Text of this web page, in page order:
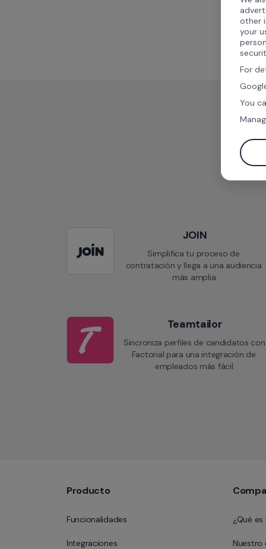
JOIN
Simplifica tu proceso de
contratación y llega a una audiencia
más amplia.
Teamtailor
Sincroniza perfiles de candidatos con
Factorial para una integración de
empleados más fácil.
Producto
Funcionalidades
Integraciones
¿Qué
Nuestro
other
your
For
You